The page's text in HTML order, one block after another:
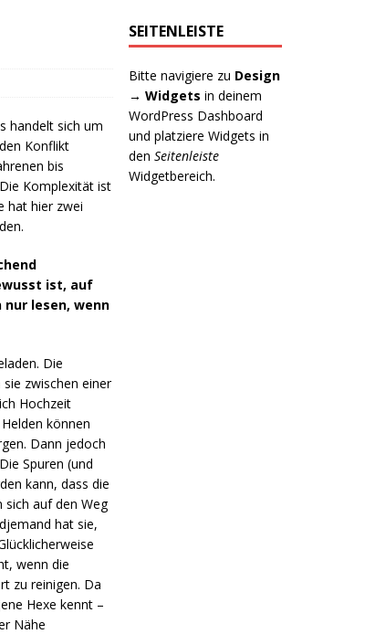
handelt sich um
Konflikt
bis
Komplexität ist
hat hier zwei
ist, auf
nur lesen, wenn
Die
zwischen einer
Hochzeit
können
Dann jedoch
Spuren (und
kann, dass die
sich auf den Weg
hat sie,
wenn die
zu reinigen. Da
Hexe kennt –
Nähe
SEITENLEISTE
Bitte navigiere zu Design
→ Widgets in deinem
WordPress Dashboard
und platziere Widgets in
denSeitenleiste
Widgetbereich.